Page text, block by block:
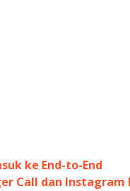
ke End-to-End
Call dan Instagram